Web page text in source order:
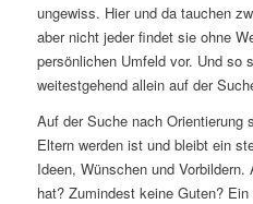
ungewiss. Hier und da tauchen
aber nicht jeder findet sie ohne
persönlichen Umfeld vor. Und so
weitestgehend allein auf der
Auf der Suche nach Orientierung
Eltern werden ist und bleibt ein
Ideen, Wünschen und
hat? Zumindest keine Guten?